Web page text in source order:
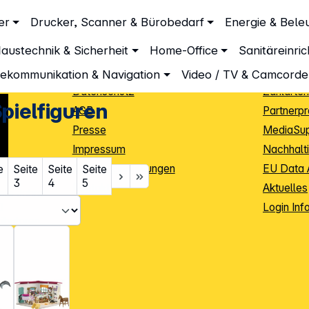
Drucker, Scanner & Bürobedarf Energie &
& Sicherheit Home-Office
& Navigation Video / TV &
Schleich Spielfiguren
Seite
3
Seite
4
Seite
5
Jahre
Unsere Leistungen
Beratung
Datenschutz
AGB
Presse
Impressum
Cookie-Einstellungen
Kontakt
Info
Zahlarten
EU Data
Aktuelles
Login